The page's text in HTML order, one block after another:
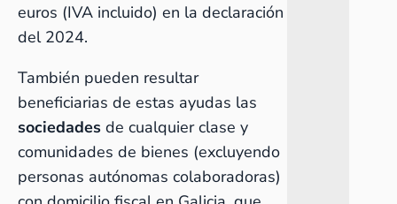
euros (IVA incluido) en la declaración
del 2024.
También pueden resultar
beneficiarias de estas ayudas las
sociedades de cualquier clase y
comunidades de bienes (excluyendo
personas autónomas colaboradoras)